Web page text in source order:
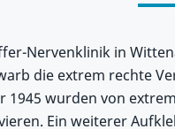
Nervenklinik in
die extrem rechte
1945 wurden von
Ein weiterer